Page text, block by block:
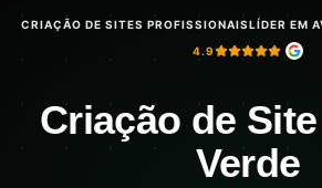
CRIAÇÃO DE SITES PROFISSIONAISLÍDER EM
4.9
Criação de
Verde